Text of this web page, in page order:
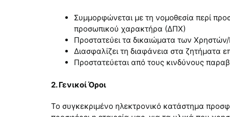
Συμμορφώνεται με τη νομοθεσία περί
προσωπικού χαρακτήρα (ΔΠΧ)
Προστατεύει τα δικαιώματα των
Διασφαλίζει τη διαφάνεια στα ζητήματα
Προστατεύεται από τους κινδύνους
2. Γενικοί Όροι
Το συγκεκριμένο ηλεκτρονικό κατάστημα